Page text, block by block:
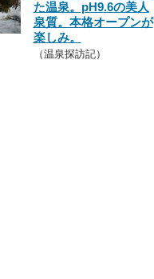
た温泉。pH9.6の美人
泉質。本格オープンが
楽しみ。
（温泉探訪記）